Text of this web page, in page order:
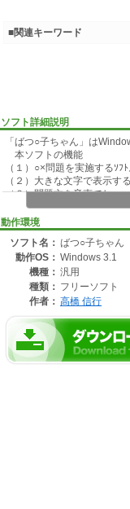
ソフト詳細説明
「ばつ○子ちゃん」は
本ソフトの機能
（１）○×問題を実施するｿﾌﾄ
（２）大きな文字で表示す
（３）問題文を音声でしゃ
但し音声を出すにはド
（４）一太郎などで簡単に
このことから視覚障害者の
動作環境
ソフト名： ばつ○子ちゃん
動作OS： Windows 3.1
機種： 汎用
種類： フリーソフト
作者： 高橋 信行
■関連キーワード